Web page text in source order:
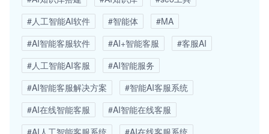
#人工智能AI软件
#智能体
#MA
#AI智能客服软件
#AI+智能客服
#客服AI
#人工智能AI客服
#AI智能服务
#AI智能客服解决方案
#智能AI客服系统
#AI在线智能客服
#AI智能在线客服
#AI人工智能客服系统
#AI在线客服系统